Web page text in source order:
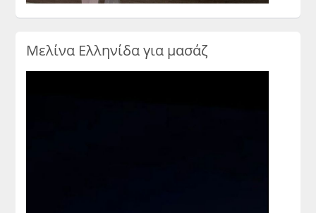
Μελίνα Ελληνίδα για μασάζ